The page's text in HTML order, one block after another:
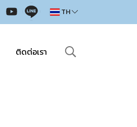
TH
ติดต่อเรา